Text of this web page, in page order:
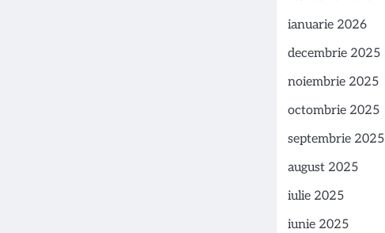
ianuarie 2026
decembrie 2025
noiembrie 2025
octombrie 2025
septembrie 2025
august 2025
iulie 2025
iunie 2025